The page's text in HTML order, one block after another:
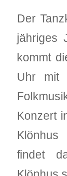
Der
jähriges
kommt
Uhr mit
Konzert
findet